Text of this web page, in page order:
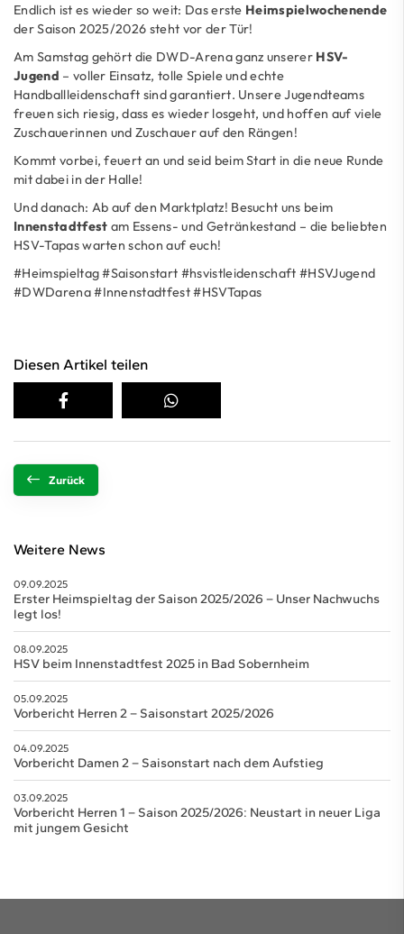
Endlich ist es wieder so weit: Das erste Heimspielwochenende
der Saison 2025/2026 steht vor der Tür!
Am Samstag gehört die DWD-Arena ganz unserer HSV-
Jugend – voller Einsatz, tolle Spiele und echte
Handballleidenschaft sind garantiert. Unsere Jugendteams
freuen sich riesig, dass es wieder losgeht, und hoffen auf viele
Zuschauerinnen und Zuschauer auf den Rängen!
Kommt vorbei, feuert an und seid beim Start in die neue Runde
mit dabei in der Halle!
Und danach: Ab auf den Marktplatz! Besucht uns beim
Innenstadtfest am Essens- und Getränkestand – die beliebten
HSV-Tapas warten schon auf euch!
#Heimspieltag #Saisonstart #hsvistleidenschaft #HSVJugend
#DWDarena #Innenstadtfest #HSVTapas
Diesen Artikel teilen
Zurück
Weitere News
09.09.2025
Erster Heimspieltag der Saison 2025/2026 – Unser Nachwuchs
legt los!
08.09.2025
HSV beim Innenstadtfest 2025 in Bad Sobernheim
05.09.2025
Vorbericht Herren 2 – Saisonstart 2025/2026
04.09.2025
Vorbericht Damen 2 – Saisonstart nach dem Aufstieg
03.09.2025
Vorbericht Herren 1 – Saison 2025/2026: Neustart in neuer Liga
mit jungem Gesicht